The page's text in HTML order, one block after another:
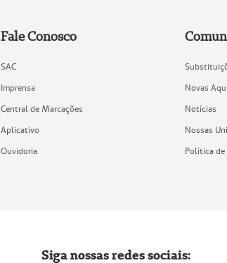
Fale Conosco
SAC
Imprensa
Central de Marcações
Aplicativo
Ouvidoria
Novas
Notícias
Nossas
Política de
Siga nossas redes sociais: